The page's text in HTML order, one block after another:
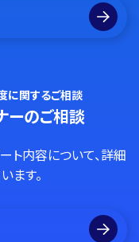
に関するご相談
ーのご相談
ト内容について、詳細
ます。